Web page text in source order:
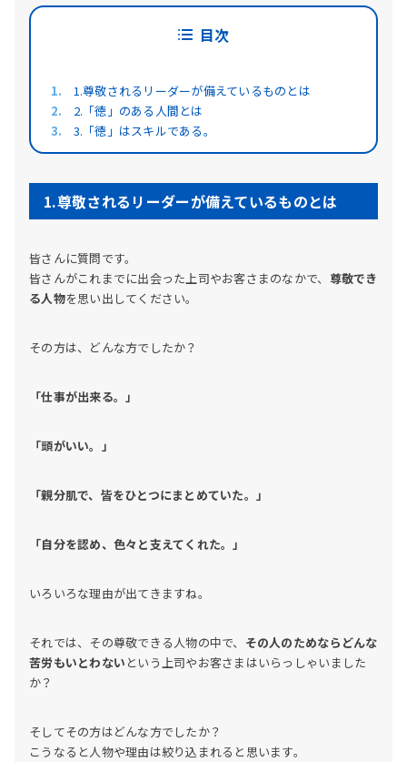
目次
1.尊敬されるリーダーが備えているものとは
2.「徳」のある人間とは
3.「徳」はスキルである。
1.尊敬されるリーダーが備えているものとは
皆さんに質問です。
皆さんがこれまでに出会った上司やお客さまのなかで、 尊敬でき
る人物を思い出してください。
その方は、どんな方でしたか？
「仕事が出来る。」
「頭がいい。」
「親分肌で、皆をひとつにまとめていた。」
「自分を認め、色々と支えてくれた。」
いろいろな理由が出てきますね。
それでは、その尊敬できる人物の中で、 その人のためならどんな
苦労もいとわない という上司やお客さまはいらっしゃいました
か？
そしてその方はどんな方でしたか？
こうなると人物や理由は絞り込まれると思います。